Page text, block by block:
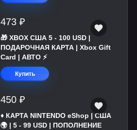
473 ₽
🎁 XBOX США 5 - 100 USD |
ПОДАРОЧНАЯ КАРТА | Xbox Gift
Card | АВТО ⚡
Купить
450 ₽
♦️ КАРТА NINTENDO eShop | США
🌍 | 5 - 99 USD | ПОПОЛНЕНИЕ